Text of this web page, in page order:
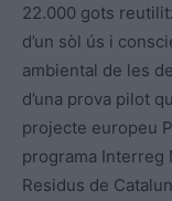
22.000 gots
d’un sòl ús i
ambiental de les
d’una prova pilot
projecte europeu
programa Interreg
Residus de